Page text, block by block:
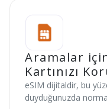
Aramalar
Kartınızı
eSIM dijitaldir, bu
duyduğunuzda